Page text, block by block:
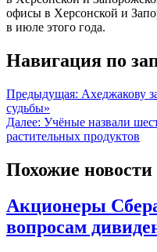
офисы в Херсонской и
в июле этого года.
Навигация по
Предыдущая: Ахеджакову
судьбы»
Далее: Учёные назвали
растительных продуктов
Похожие новости
Акционеры
вопросам